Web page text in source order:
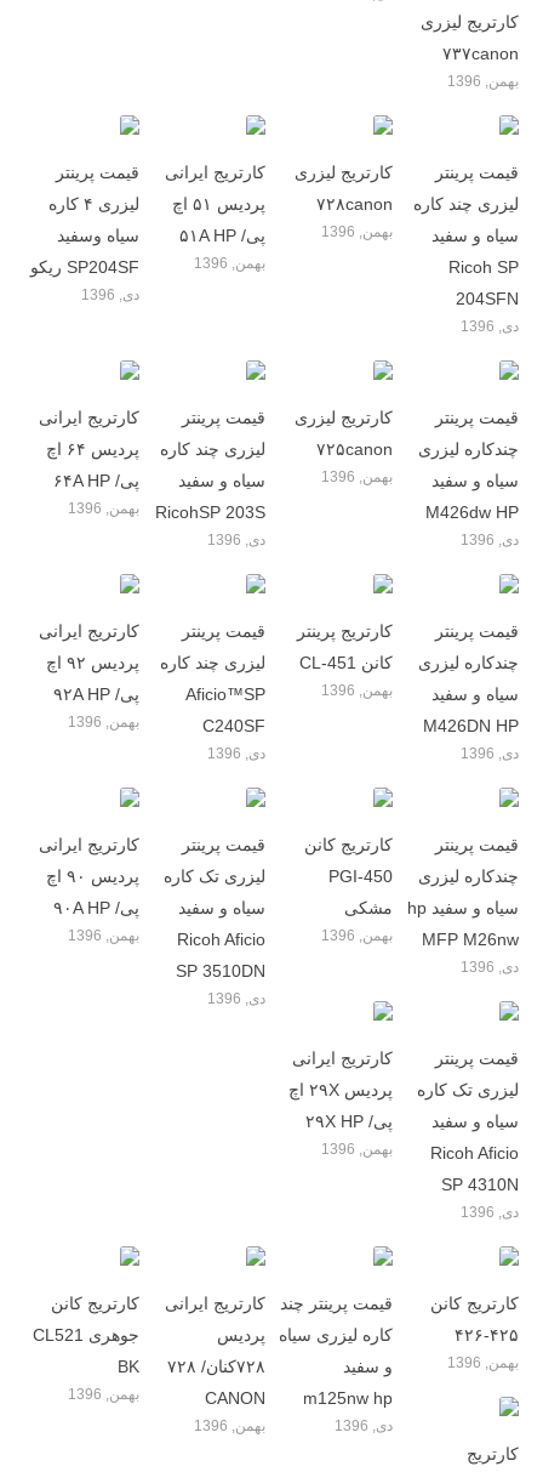
کارتریج لیزری
۷۳۷canon
بهمن, 1396
قیمت پرینتر
لیزری ۴ کاره
سیاه وسفید
SP204SF ریکو
دی, 1396
کارتریج ایرانی
پردیس ۵۱ اچ
پی/ ۵۱A HP
بهمن, 1396
کارتریج لیزری
۷۲۸canon
بهمن, 1396
قیمت پرینتر
لیزری چند کاره
سیاه و سفید
Ricoh SP
204SFN
دی, 1396
کارتریج ایرانی
پردیس ۶۴ اچ
پی/ ۶۴A HP
بهمن, 1396
قیمت پرینتر
لیزری چند کاره
سیاه و سفید
RicohSP 203S
دی, 1396
کارتریج لیزری
۷۲۵canon
بهمن, 1396
قیمت پرینتر
چندکاره لیزری
سیاه و سفید
M426dw HP
دی, 1396
کارتریج ایرانی
پردیس ۹۲ اچ
پی/ ۹۲A HP
بهمن, 1396
قیمت پرینتر
لیزری چند کاره
Aficio™SP
C240SF
دی, 1396
کارتریج پرینتر
کانن CL-451
بهمن, 1396
قیمت پرینتر
چندکاره لیزری
سیاه و سفید
M426DN HP
دی, 1396
کارتریج ایرانی
پردیس ۹۰ اچ
پی/ ۹۰A HP
بهمن, 1396
قیمت پرینتر
لیزری تک کاره
سیاه و سفید
Ricoh Aficio
SP 3510DN
دی, 1396
کارتریج کانن
PGI-450
مشکی
بهمن, 1396
قیمت پرینتر
چندکاره لیزری
سیاه و سفید hp
MFP M26nw
دی, 1396
کارتریج ایرانی
پردیس ۲۹X اچ
پی/ ۲۹X HP
بهمن, 1396
قیمت پرینتر
لیزری تک کاره
سیاه و سفید
Ricoh Aficio
SP 4310N
دی, 1396
کارتریج کانن
جوهری CL521
BK
بهمن, 1396
کارتریج ایرانی
پردیس
۷۲۸کنان/ ۷۲۸
CANON
بهمن, 1396
قیمت پرینتر چند
کاره لیزری سیاه
و سفید
m125nw hp
دی, 1396
کارتریج کانن
۴۲۵-۴۲۶
بهمن, 1396
کارتریج